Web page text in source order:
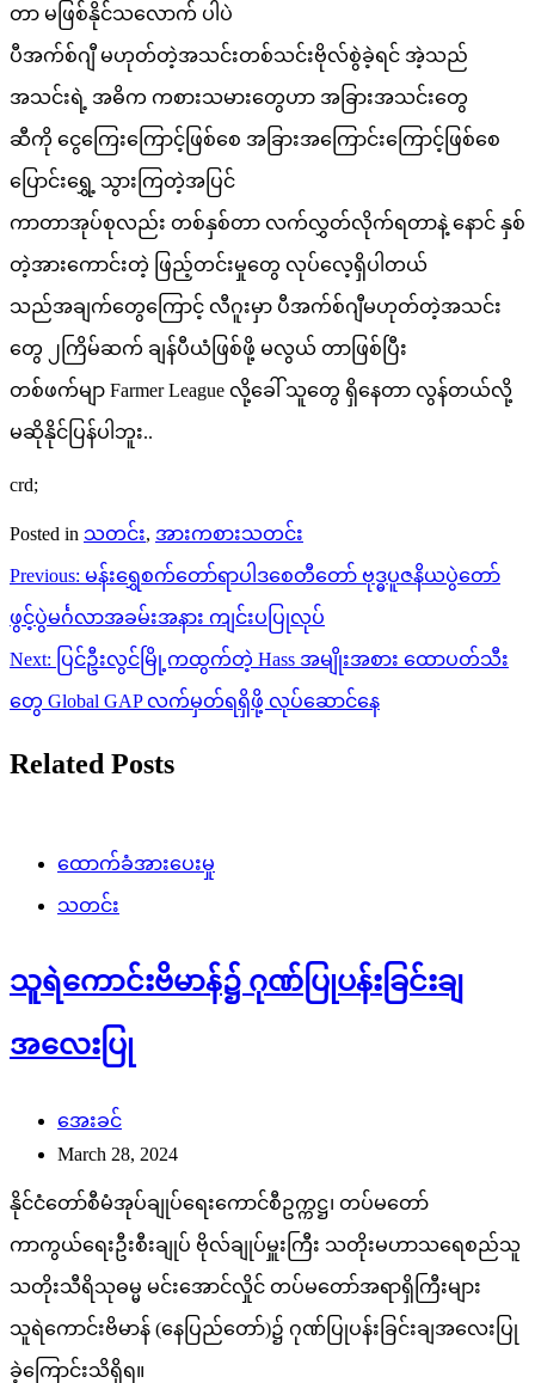
တာ မဖြစ်နိုင်သလောက် ပါပဲ
ပီအက်စ်ဂျီ မဟုတ်တဲ့အသင်းတစ်သင်းဗိုလ်စွဲခဲ့ရင် အဲ့သည်
အသင်းရဲ့ အဓိက ကစားသမားတွေဟာ အခြားအသင်းတွေ
ဆီကို ငွေကြေးကြောင့်ဖြစ်စေ အခြားအကြောင်းကြောင့်ဖြစ်စေ
ပြောင်းရွှေ့ သွားကြတဲ့အပြင်
ကာတာအုပ်စုလည်း တစ်နှစ်တာ လက်လွှတ်လိုက်ရတာနဲ့ နောင် နှစ်
တဲ့အားကောင်းတဲ့ ဖြည့်တင်းမှုတွေ လုပ်လေ့ရှိပါတယ်
သည်အချက်တွေကြောင့် လီဂူးမှာ ပီအက်စ်ဂျီမဟုတ်တဲ့အသင်း
တွေ ၂ကြိမ်ဆက် ချန်ပီယံဖြစ်ဖို့ မလွယ် တာဖြစ်ပြီး
တစ်ဖက်မျာ Farmer League လို့ခေါ် သူတွေ ရှိနေတာ လွန်တယ်လို့
မဆိုနိုင်ပြန်ပါဘူး..
crd;
Posted in သတင်း, အားကစားသတင်း
Post
navigation
Previous: မန်းရွှေစက်တော်ရာပါဒစေတီတော် ဗုဒ္ဓပူဇနိယပွဲတော်
ဖွင့်ပွဲမင်္ဂလာအခမ်းအနား ကျင်းပပြုလုပ်
Next: ပြင်ဦးလွင်မြို့ကထွက်တဲ့ Hass အမျိုးအစား ထောပတ်သီး
တွေ Global GAP လက်မှတ်ရရှိဖို့ လုပ်ဆောင်နေ
Related Posts
ထောက်ခံအားပေးမှု
သတင်း
သူရဲကောင်းဗိမာန်၌ ဂုဏ်ပြုပန်းခြင်းချ
အလေးပြု
အေးခင်
March 28, 2024
နိုင်ငံတော်စီမံအုပ်ချုပ်ရေးကောင်စီဥက္ကဋ္ဌ၊ တပ်မတော်
ကာကွယ်ရေးဦးစီးချုပ် ဗိုလ်ချုပ်မှူးကြီး သတိုးမဟာသရေစည်သူ
သတိုးသီရိသုဓမ္မ မင်းအောင်လှိုင် တပ်မတော်အရာရှိကြီးများ
သူရဲကောင်းဗိမာန် (နေပြည်တော်)၌ ဂုဏ်ပြုပန်းခြင်းချအလေးပြု
ခဲ့ကြောင်းသိရှိရ။